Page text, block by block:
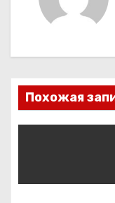
з
а
и
Похожая